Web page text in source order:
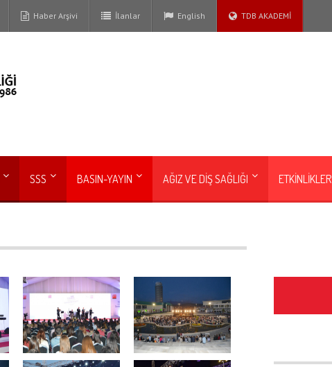
Haber Arşivi İlanlar English TDB AKADEMİ
SSS BASIN-YAYIN AĞIZ VE DİŞ SAĞLIĞI ETKİNLİKLER